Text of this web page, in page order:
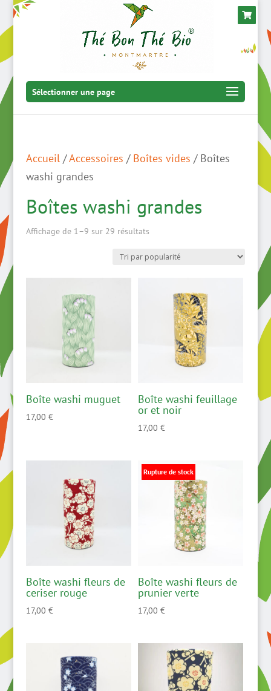
Sélectionner une page
Accueil/Accessoires / Boîtes vides / Boîtes
washi grandes
Boîtes washi grandes
Affichage de 1–9 sur 29 résultatsTrié
Boîte washi muguet
17,00 €
Boîte washi feuillage
or et noir
17,00€
Boîte washi fleurs de
ceriser rouge
17,00 €
Rupture de stock
Boîte washi fleurs de
prunier verte
17,00€